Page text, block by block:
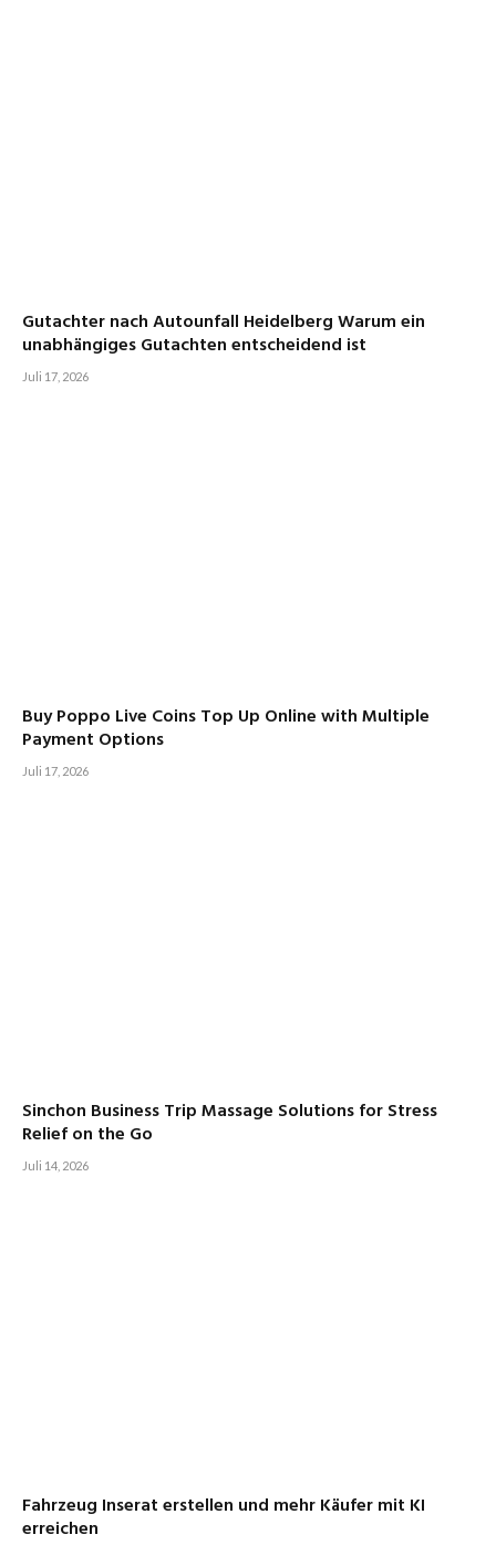
Gutachter nach Autounfall Heidelberg Warum ein
unabhängiges Gutachten entscheidend ist
Juli 17, 2026
Buy Poppo Live Coins Top Up Online with Multiple
Payment Options
Juli 17, 2026
Sinchon Business Trip Massage Solutions for Stress
Relief on the Go
Juli 14, 2026
Fahrzeug Inserat erstellen und mehr Käufer mit KI
erreichen